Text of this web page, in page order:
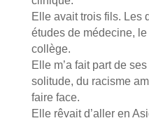
Elle avait trois fils. Les
études de médecine,
collège.
Elle m’a fait part de
solitude, du racisme
faire face.
Elle rêvait d’aller en